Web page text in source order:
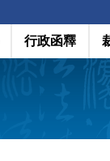
行政函釋